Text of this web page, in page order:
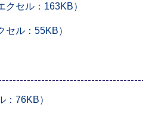
クセル：163KB）
セル：55KB）
：76KB）